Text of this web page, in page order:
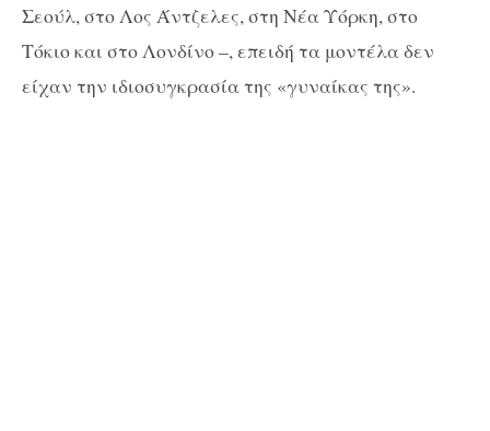
Σεούλ, στο Λος Άντζελες, στη Νέα Υόρκη, στο
Τόκιο και στο Λονδίνο –, επειδή τα μοντέλα δεν
είχαν την ιδιοσυγκρασία της «γυναίκας της».